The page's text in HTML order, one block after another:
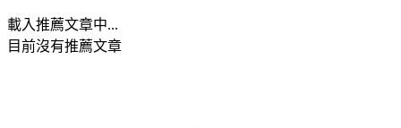
載入推薦文章中...
目前沒有推薦文章